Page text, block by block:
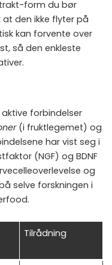
form du bør
den ikke flyter på
kan forvente over
så den enkleste
forbindelser
(i fruktlegemet) og
har vist seg i
(NGF) og BDNF
og
selve forskningen i
.
Tilrådning